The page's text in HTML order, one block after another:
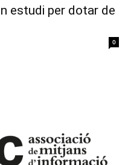
estudi per dotar de
0